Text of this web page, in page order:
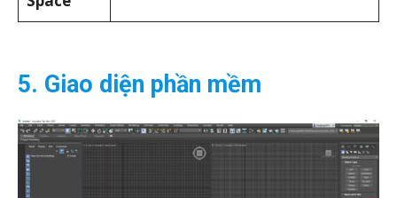
5. Giao diện phần mềm